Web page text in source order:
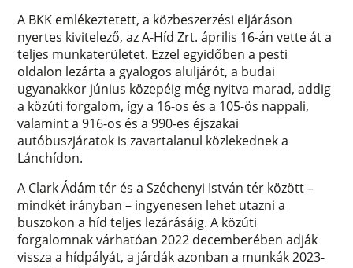
A BKK emlékeztetett, a közbeszerzési eljáráson
nyertes kivitelező, az A-Híd Zrt. április 16-án vette át a
teljes munkaterületet. Ezzel egyidőben a pesti
oldalon lezárta a gyalogos aluljárót, a budai
ugyanakkor június közepéig még nyitva marad, addig
a közúti forgalom, így a 16-os és a 105-ös nappali,
valamint a 916-os és a 990-es éjszakai
autóbuszjáratok is zavartalanul közlekednek a
Lánchídon.
A Clark Ádám tér és a Széchenyi István tér között –
mindkét irányban – ingyenesen lehet utazni a
buszokon a híd teljes lezárásáig. A közúti
forgalomnak várhatóan 2022 decemberében adják
vissza a hídpályát, a járdák azonban a munkák 2023-